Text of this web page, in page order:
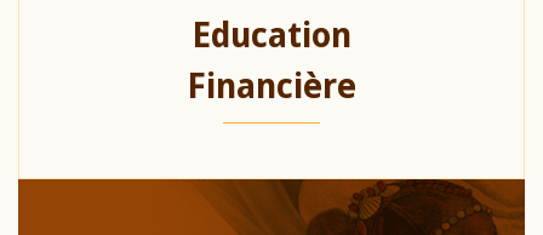
Education
Financière